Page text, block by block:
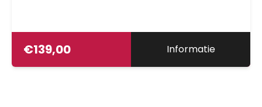
€139,00 Informatie